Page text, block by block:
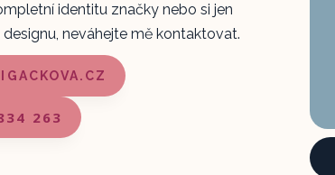
identitu značky nebo si jen
neváhejte mě kontaktovat.
263